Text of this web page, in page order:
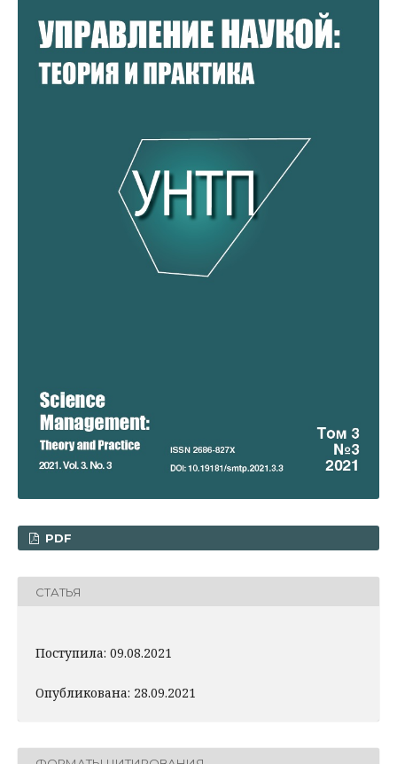
PDF
СТАТЬЯ
Поступила: 09.08.2021
Опубликована: 28.09.2021